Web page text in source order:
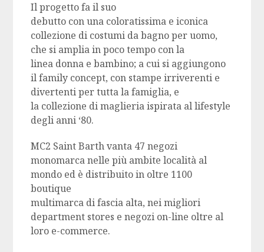
Il progetto fa il suo
debutto con una coloratissima e iconica
collezione di costumi da bagno per uomo,
che si amplia in poco tempo con la
linea donna e bambino; a cui si aggiungono
il family concept, con stampe irriverenti e
divertenti per tutta la famiglia, e
la collezione di maglieria ispirata al lifestyle
degli anni ‘80.
MC2 Saint Barth vanta 47 negozi
monomarca nelle più ambite località al
mondo ed è distribuito in oltre 1100
boutique
multimarca di fascia alta, nei migliori
department stores e negozi on-line oltre al
loro e-commerce.